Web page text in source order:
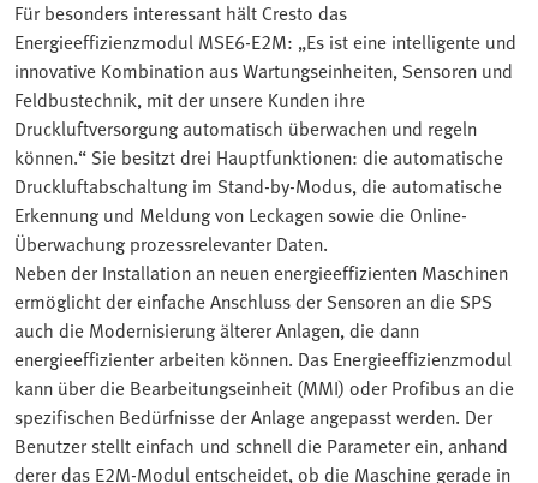
Für besonders interessant hält Cresto das
Energieeffizienzmodul MSE6-E2M: „Es ist eine intelligente und
innovative Kombination aus Wartungseinheiten, Sensoren und
Feldbustechnik, mit der unsere Kunden ihre
Druckluftversorgung automatisch überwachen und regeln
können.“ Sie besitzt drei Hauptfunktionen: die automatische
Druckluftabschaltung im Stand-by-Modus, die automatische
Erkennung und Meldung von Leckagen sowie die Online-
Überwachung prozessrelevanter Daten.
Neben der Installation an neuen energieeffizienten Maschinen
ermöglicht der einfache Anschluss der Sensoren an die SPS
auch die Modernisierung älterer Anlagen, die dann
energieeffizienter arbeiten können. Das Energieeffizienzmodul
kann über die Bearbeitungseinheit (MMI) oder Profibus an die
spezifischen Bedürfnisse der Anlage angepasst werden. Der
Benutzer stellt einfach und schnell die Parameter ein, anhand
derer das E2M-Modul entscheidet, ob die Maschine gerade in